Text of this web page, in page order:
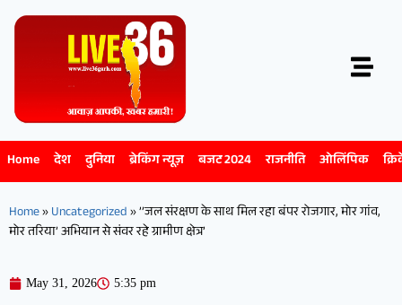
Home देश दुनिया ब्रेकिंग न्यूज़ बजट 2024 राजनीति ओलिंपिक
Home»Uncategorized»’’जल संरक्षण के साथ मिल रहा बंपर रोजगार, मोर गांव,
मोर तरिया’ अभियान से संवर रहे ग्रामीण क्षेत्र’
May 31, 2026 5:35 pm